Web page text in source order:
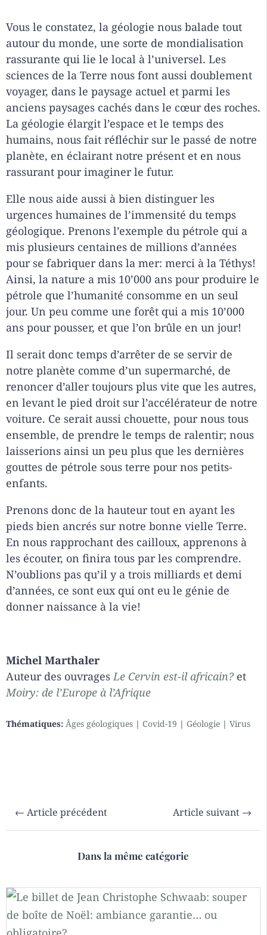
Vous le constatez, la géologie nous balade tout
autour du monde, une sorte de mondialisation
rassurante qui lie le local à l’universel. Les
sciences de la Terre nous font aussi doublement
voyager, dans le paysage actuel et parmi les
anciens paysages cachés dans le cœur des roches.
La géologie élargit l’espace et le temps des
humains, nous fait réfléchir sur le passé de notre
planète, en éclairant notre présent et en nous
rassurant pour imaginer le futur.
Elle nous aide aussi à bien distinguer les
urgences humaines de l’immensité du temps
géologique. Prenons l’exemple du pétrole qui a
mis plusieurs centaines de millions d’années
pour se fabriquer dans la mer: merci à la Téthys!
Ainsi, la nature a mis 10’000 ans pour produire le
pétrole que l’humanité consomme en un seul
jour. Un peu comme une forêt qui a mis 10’000
ans pour pousser, et que l’on brûle en un jour!
Il serait donc temps d’arrêter de se servir de
notre planète comme d’un supermarché, de
renoncer d’aller toujours plus vite que les autres,
en levant le pied droit sur l’accélérateur de notre
voiture. Ce serait aussi chouette, pour nous tous
ensemble, de prendre le temps de ralentir; nous
laisserions ainsi un peu plus que les dernières
gouttes de pétrole sous terre pour nos petits-
enfants.
Prenons donc de la hauteur tout en ayant les
pieds bien ancrés sur notre bonne vielle Terre.
En nous rapprochant des cailloux, apprenons à
les écouter, on finira tous par les comprendre.
N’oublions pas qu’il y a trois milliards et demi
d’années, ce sont eux qui ont eu le génie de
donner naissance à la vie!
Michel Marthaler
Auteur des ouvragesLe Cervin est-il africain?et
Moiry: de l’Europe à l’Afrique
Thématiques: Âges géologiques | Covid-19 | Géologie | Virus
← Article précédent Article suivant →
Dans la même catégorie